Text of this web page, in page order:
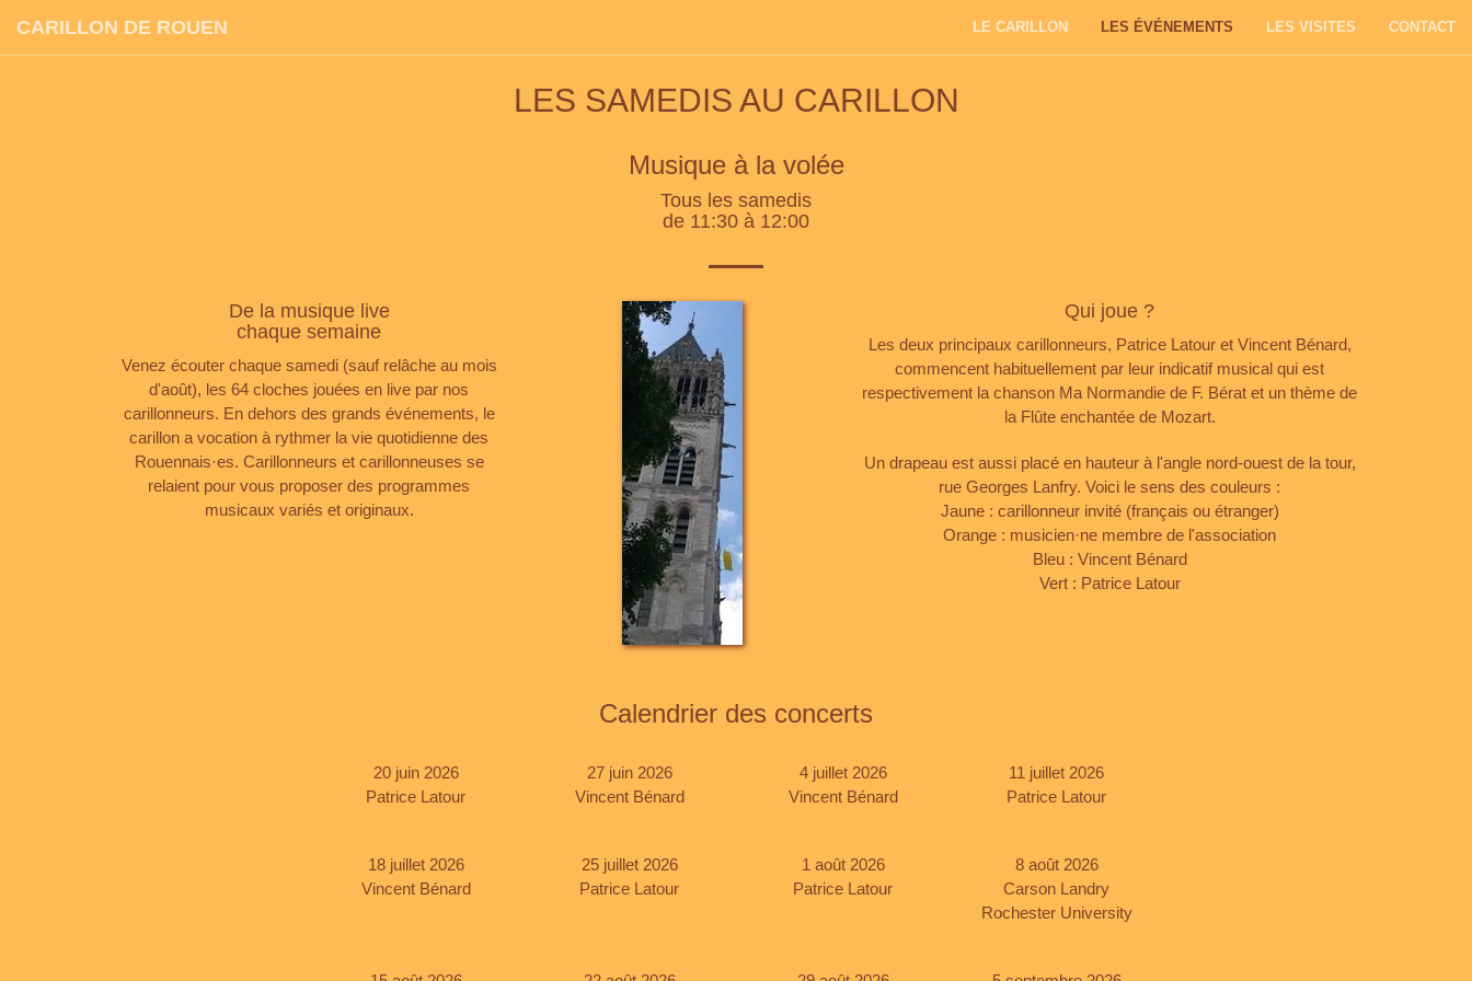
CARILLON DE ROUEN LE CARILLON LES ÉVÉNEMENTS LES VISITES CONTACT
LES SAMEDIS AU CARILLON
Musique à la volée
Tous les samedis
de 11:30 à 12:00
De la musique live
chaque semaine
Venez écouter chaque samedi (sauf relâche au mois
d'août), les 64 cloches jouées en live par nos
carillonneurs. En dehors des grands événements, le
carillon a vocation à rythmer la vie quotidienne des
Rouennais·es. Carillonneurs et carillonneuses se
relaient pour vous proposer des programmes
musicaux variés et originaux.
Qui joue ?
Les deux principaux carillonneurs, Patrice Latour et Vincent Bénard,
commencent habituellement par leur indicatif musical qui est
respectivement la chanson Ma Normandie de F. Bérat et un thème de
la Flûte enchantée de Mozart.
Un drapeau est aussi placé en hauteur à l'angle nord-ouest de la tour,
rue Georges Lanfry. Voici le sens des couleurs :
Jaune : carillonneur invité (français ou étranger)
Orange : musicien·ne membre de l'association
Bleu : Vincent Bénard
Vert : Patrice Latour
Calendrier des concerts
20 juin 2026
Patrice Latour
27 juin 2026
Vincent Bénard
4 juillet 2026
Vincent Bénard
11 juillet 2026
Patrice Latour
18 juillet 2026
Vincent Bénard
25 juillet 2026
Patrice Latour
1 août 2026
Patrice Latour
8 août 2026
Carson Landry
Rochester University